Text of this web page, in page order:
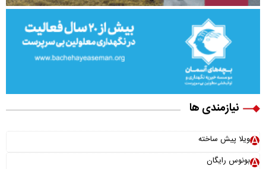
نیازمندی ها
ویلا پیش ساخته
بونوس رایگان